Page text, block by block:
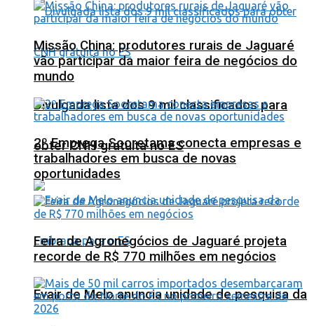
Divulgada lista dos 9 mil classificados para
obter CNH gratuita no ES
Evair de Melo anuncia unidade de pesquisa da
Missão China: produtores rurais de Jaguaré
vão participar da maior feira de negócios do
mundo
2º Emprega Sooretama conecta empresas e
trabalhadores em busca de novas
oportunidades
Feira de Agronegócios de Jaguaré projeta
recorde de R$ 770 milhões em negócios